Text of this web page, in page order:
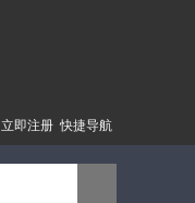
快捷导航
立即注册